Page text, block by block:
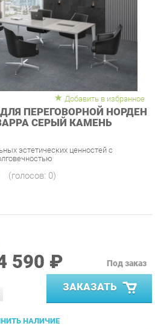
ПЕРЕГОВОРНОЙ НОРДЕН
СЕРЫЙ КАМЕНЬ
эстетических ценностей с
(голосов:0)
₽
ЗАКАЗАТЬ
НАЛИЧИЕ
ЗАМЕРЩИКА